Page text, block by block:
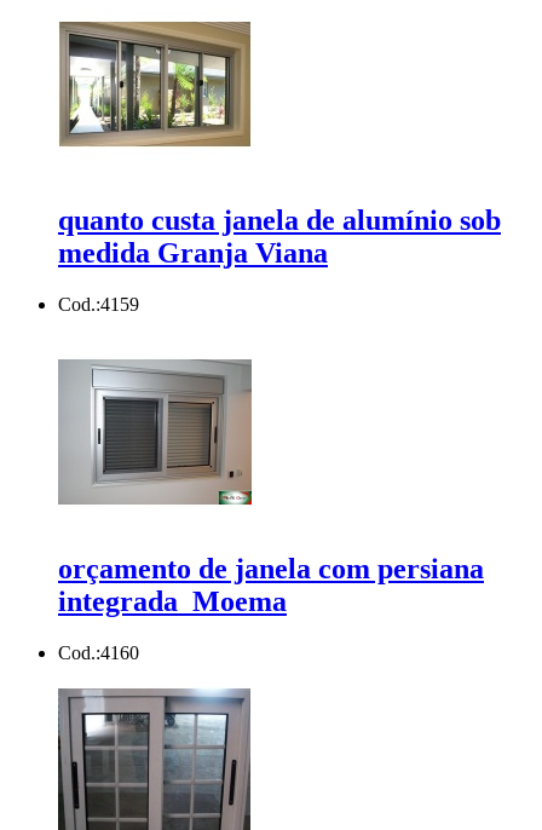
quanto custa janela de alumínio sob
medida Granja Viana
Cod.:4159
orçamento de janela com persiana
integrada Moema
Cod.:4160